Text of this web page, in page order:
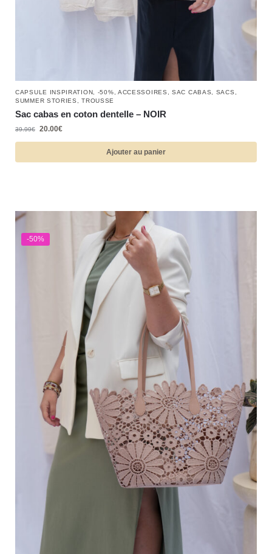
CAPSULE INSPIRATION -50% ACCESSOIRES ,SAC CABAS SACS
SUMMER STORIES
,TROUSSE
Sac cabas en coton dentelle – NOIR
39.99€ 20.00€
Ajouter au panier
-50%